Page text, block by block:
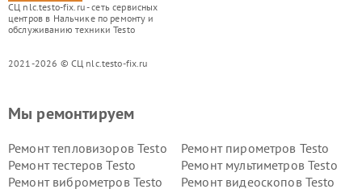
СЦ nlc.testo-fix.ru - сеть сервисных
центров в Нальчике по ремонту и
обслуживанию техники Testo
2021-2026 © СЦ nlc.testo-fix.ru
Мы ремонтируем
Ремонт тепловизоров Testo
Ремонт пирометров Testo
Ремонт тестеров Testo
Ремонт мультиметров Testo
Ремонт виброметров Testo
Ремонт видеоскопов Testo